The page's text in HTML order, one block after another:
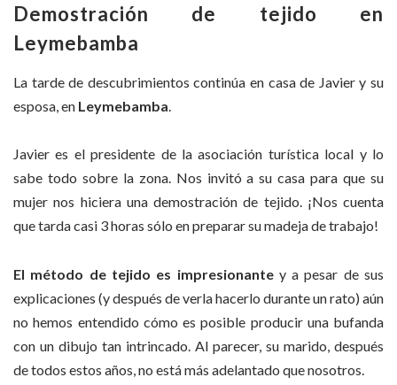
Demostración de tejido en
Leymebamba
La tarde de descubrimientos continúa en casa de Javier y su
esposa, en Leymebamba.
Javier es el presidente de la asociación turística local y lo
sabe todo sobre la zona. Nos invitó a su casa para que su
mujer nos hiciera una demostración de tejido. ¡Nos cuenta
que tarda casi 3 horas sólo en preparar su madeja de trabajo!
El método de tejido es impresionantey a pesar de sus
explicaciones (y después de verla hacerlo durante un rato) aún
no hemos entendido cómo es posible producir una bufanda
con un dibujo tan intrincado. Al parecer, su marido, después
de todos estos años, no está más adelantado que nosotros.